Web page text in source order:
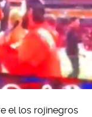
el los rojinegros